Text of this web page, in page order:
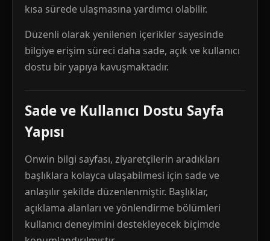
kısa sürede ulaşmasına yardımcı olabilir.
Düzenli olarak yenilenen içerikler sayesinde
bilgiye erişim süreci daha sade, açık ve kullanıcı
dostu bir yapıya kavuşmaktadır.
Sade ve Kullanıcı Dostu Sayfa
Yapısı
Onwin bilgi sayfası, ziyaretçilerin aradıkları
başlıklara kolayca ulaşabilmesi için sade ve
anlaşılır şekilde düzenlenmiştir. Başlıklar,
açıklama alanları ve yönlendirme bölümleri
kullanıcı deneyimini destekleyecek biçimde